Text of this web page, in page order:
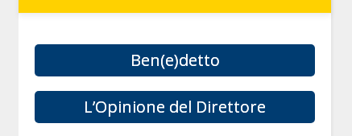
Ben(e)detto
L’Opinione del Direttore